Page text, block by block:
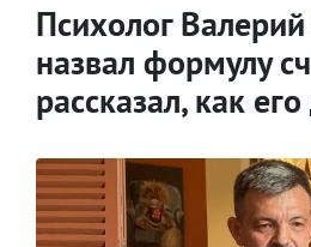
Психолог
назвал формулу
рассказал, как